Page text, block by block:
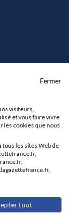
Fermer
visiteurs,
et vous faire vivre
les cookies que nous
les sites Web de
tout